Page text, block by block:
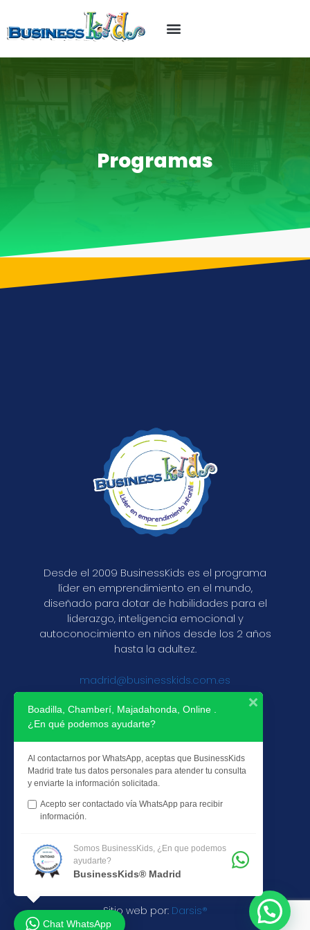
Programas
Desde el 2009 BusinessKids es el programa
líder en emprendimiento en el mundo,
diseñado para dotar de habilidades para el
liderazgo, inteligencia emocional y
autoconocimiento en niños desde los 2 años
hasta la adultez.
madrid@businesskids.com.es
+34 640 67 71 47
Aviso de Privacidad
Revista BusinessKids
BusinessKids © 2023 All Rights
Reserved
Sitio web por: Darsis®
Boadilla, Chamberí, Majadahonda, Online .
¿En qué podemos ayudarte?
Al contactarnos por WhatsApp, aceptas que BusinessKids
Madrid trate tus datos personales para atender tu consulta
y enviarte la información solicitada.
Acepto ser contactado vía WhatsApp para recibir
información.
Somos BusinessKids, ¿En que podemos
ayudarte?
BusinessKids® Madrid
Chat WhatsApp